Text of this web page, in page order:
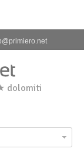
dolomiti